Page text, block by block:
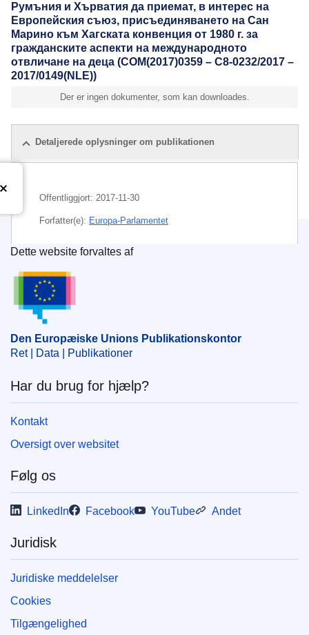
Румъния и Хърватия да приемат, в интерес на
Европейския съюз, присъединяването на Сан
Марино към Хагската конвенция от 1980 г. за
гражданските аспекти на международното
отвличане на деца (COM(2017)0359 – C8-0232/2017 –
2017/0149(NLE))
Der er ingen dokumenter, som kan downloades.
Detaljerede oplysninger om publikationen
Offentliggjort: 2017-11-30
Forfatter(e): Europa-Parlamentet
Emne:beskyttelse af børn
plejeret
samværsret
ulovlig frihedsberøvelse
IMMC : P8_TA(2017)0466
Den Europæiske Unions Publikationskontor
Dette website forvaltes af
Den Europæiske Unions Publikationskontor
Ret | Data | Publikationer
Har du brug for hjælp?
Kontakt
Oversigt over websitet
Følg os
LinkedIn Facebook YouTube Andet
Juridisk
Juridiske meddelelser
Cookies
Tilgængelighed